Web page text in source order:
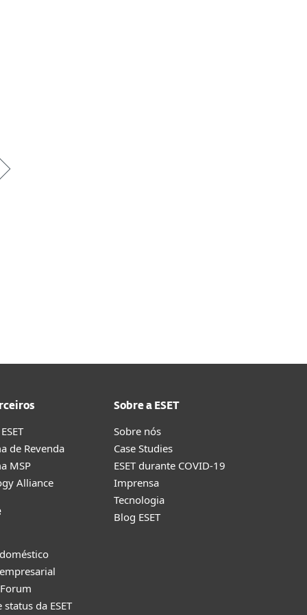
de Revenda
MSP
Alliance
da ESET
Sobre a ESET
Sobre nós
Case Studies
ESET durante COVID-19
Imprensa
Tecnologia
Blog ESET